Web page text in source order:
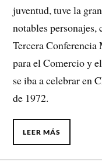
juventud, tuve la
notables
Tercera
para el Comercio y
se iba a celebrar en
de 1972.
LEER MÁS